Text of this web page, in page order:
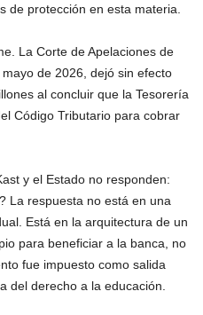
de protección en esta materia.
La Corte de Apelaciones de
de 2026, dejó sin efecto
al concluir que la Tesorería
Código Tributario para cobrar
y el Estado no responden:
La respuesta no está en una
Está en la arquitectura de un
para beneficiar a la banca, no
fue impuesto como salida
del derecho a la educación.